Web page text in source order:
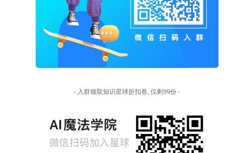
- 入群领取知识星球折扣卷, 仅剩99份 -